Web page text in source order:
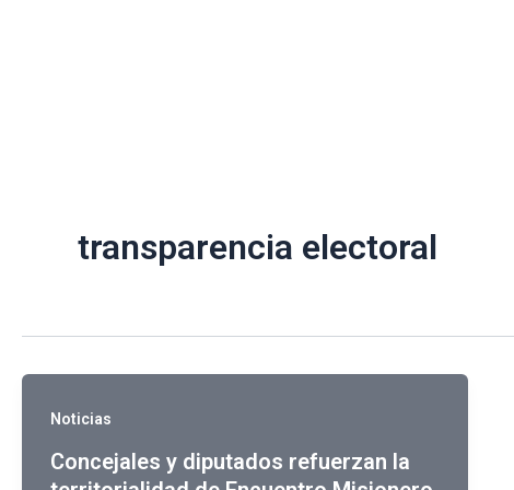
transparencia electoral
Noticias
Concejales y diputados refuerzan la